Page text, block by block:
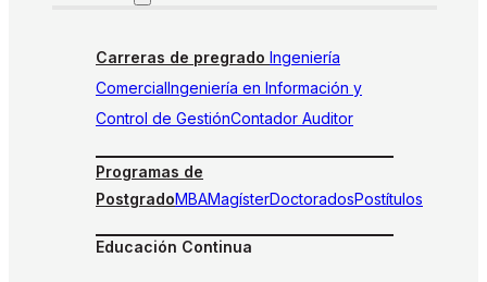
Carreras de pregrado Ingeniería
ComercialIngeniería en Información y
Control de GestiónContador Auditor
Programas de
PostgradoMBAMagísterDoctoradosPostítulos
Educación Continua